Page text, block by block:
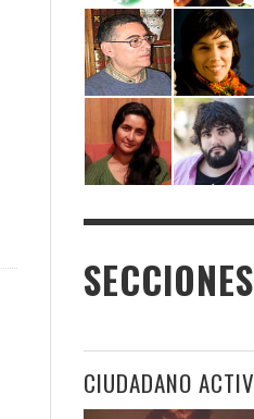
SECCIONES
CIUDADANO